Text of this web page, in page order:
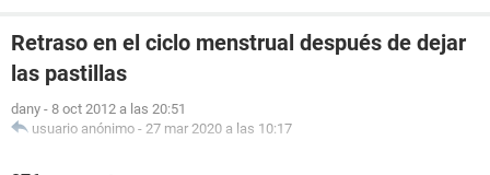
Retraso en el ciclo menstrual después de dejar
las pastillas
dany - 8 oct 2012 a las 20:51
usuario anónimo - 27 mar 2020 a las 10:17